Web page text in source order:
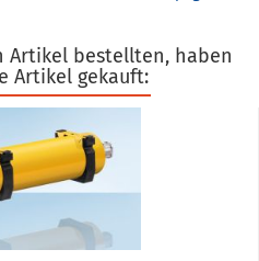
Artikel bestellten, haben
Artikel gekauft: